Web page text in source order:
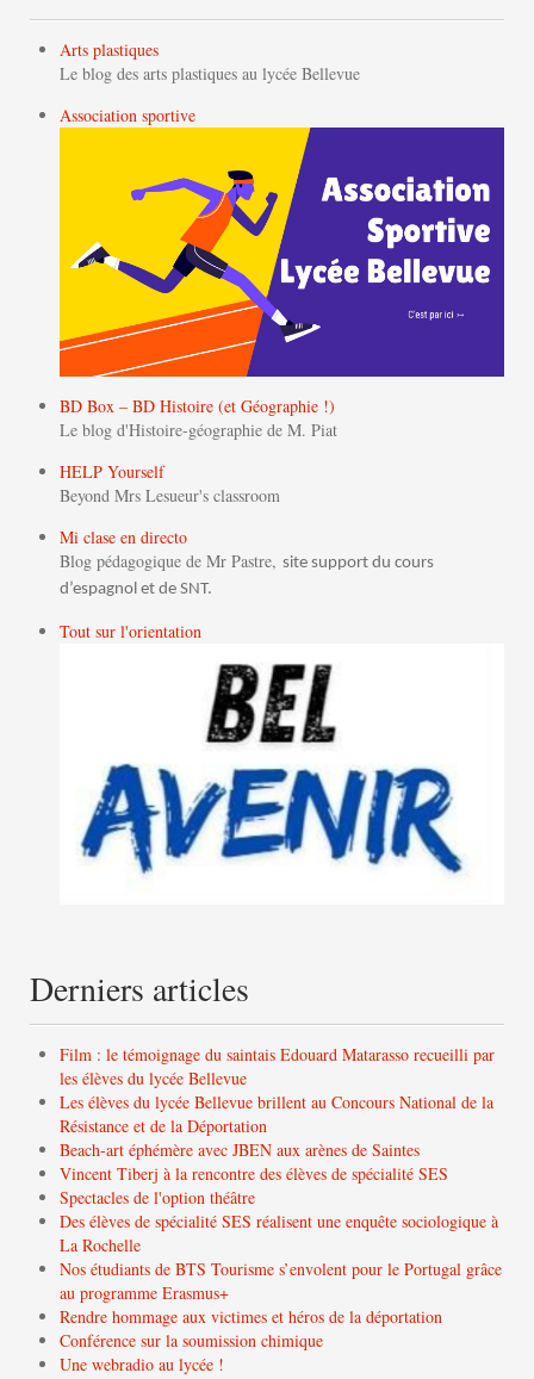
Arts plastiques
Le blog des arts plastiques au lycée Bellevue
Association sportive
BD Box – BD Histoire (et Géographie !)
Le blog d'Histoire-géographie de M. Piat
HELP Yourself
Beyond Mrs Lesueur's classroom
Mi clase en directo
Blog pédagogique de Mr Pastre, site support du cours
d’espagnol et de SNT.
Tout sur l'orientation
Derniers articles
Film : le témoignage du saintais Edouard Matarasso recueilli par
les élèves du lycée Bellevue
Les élèves du lycée Bellevue brillent au Concours National de la
Résistance et de la Déportation
Beach-art éphémère avec JBEN aux arènes de Saintes
Vincent Tiberj à la rencontre des élèves de spécialité SES
Spectacles de l'option théâtre
Des élèves de spécialité SES réalisent une enquête sociologique à
La Rochelle
Nos étudiants de BTS Tourisme s’envolent pour le Portugal grâce
au programme Erasmus+
Rendre hommage aux victimes et héros de la déportation
Conférence sur la soumission chimique
Une webradio au lycée !